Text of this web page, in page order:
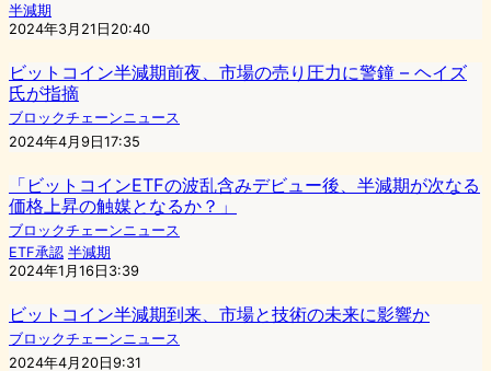
半減期
2024年3月21日20:40
ビットコイン半減期前夜、市場の売り圧力に警鐘 – ヘイズ
氏が指摘
ブロックチェーンニュース
2024年4月9日17:35
「ビットコインETFの波乱含みデビュー後、半減期が次なる
価格上昇の触媒となるか？」
ブロックチェーンニュース
ETF承認 半減期
2024年1月16日3:39
ビットコイン半減期到来、市場と技術の未来に影響か
ブロックチェーンニュース
2024年4月20日9:31